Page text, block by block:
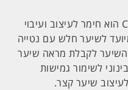
Cire d’Épaisseur Texturisante הוא חימר לעיצוב ועיבוי
לשיער חלש עם נטייה
לקבלת מראה שיער
לשימור גמישות
שיער קצר.